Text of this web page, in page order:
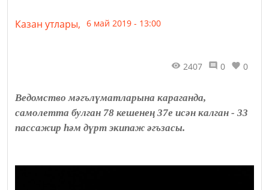
Казан утлары, 6 май 2019 - 13:00
2407 0 0
Ведомство мәгълүматларына караганда,
самолетта булган 78 кешенең 37е исән калган - 33
пассажир һәм дүрт экипаж әгъзасы.